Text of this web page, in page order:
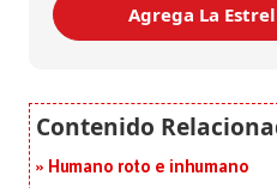
Agrega La
Humano roto e inhumano